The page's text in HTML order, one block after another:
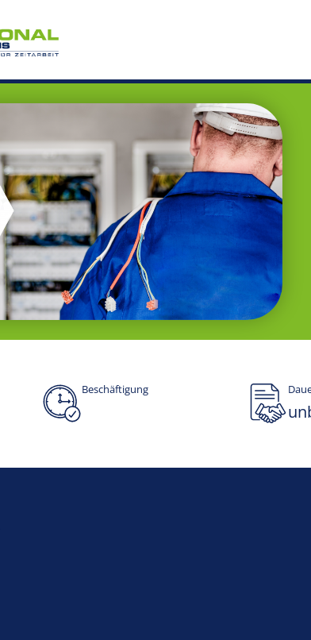
Beschäftigung